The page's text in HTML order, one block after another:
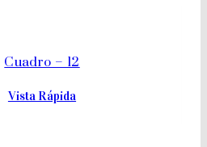
Cuadro – 12
Vista Rápida